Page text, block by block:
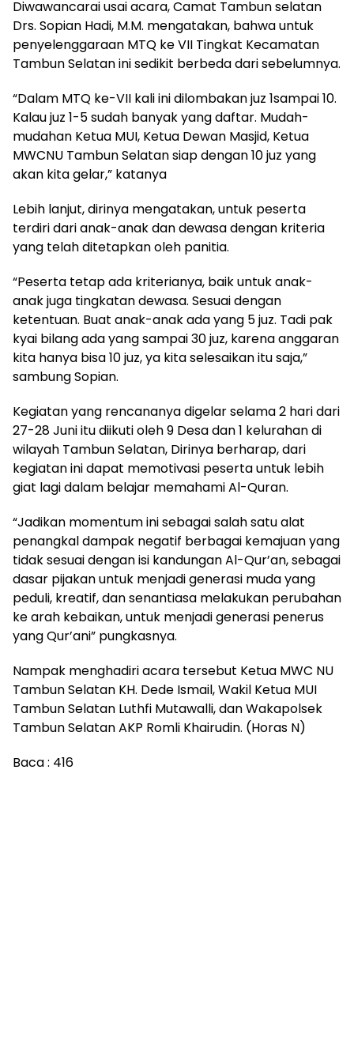
Diwawancarai usai acara, Camat Tambun selatan
Drs. Sopian Hadi, M.M. mengatakan, bahwa untuk
penyelenggaraan MTQ ke VII Tingkat Kecamatan
Tambun Selatan ini sedikit berbeda dari sebelumnya.
“Dalam MTQ ke-VII kali ini dilombakan juz 1sampai 10.
Kalau juz 1-5 sudah banyak yang daftar. Mudah-
mudahan Ketua MUI, Ketua Dewan Masjid, Ketua
MWCNU Tambun Selatan siap dengan 10 juz yang
akan kita gelar,” katanya
Lebih lanjut, dirinya mengatakan, untuk peserta
terdiri dari anak-anak dan dewasa dengan kriteria
yang telah ditetapkan oleh panitia.
“Peserta tetap ada kriterianya, baik untuk anak-
anak juga tingkatan dewasa. Sesuai dengan
ketentuan. Buat anak-anak ada yang 5 juz. Tadi pak
kyai bilang ada yang sampai 30 juz, karena anggaran
kita hanya bisa 10 juz, ya kita selesaikan itu saja,”
sambung Sopian.
Kegiatan yang rencananya digelar selama 2 hari dari
27-28 Juni itu diikuti oleh 9 Desa dan 1 kelurahan di
wilayah Tambun Selatan, Dirinya berharap, dari
kegiatan ini dapat memotivasi peserta untuk lebih
giat lagi dalam belajar memahami Al-Quran.
“Jadikan momentum ini sebagai salah satu alat
penangkal dampak negatif berbagai kemajuan yang
tidak sesuai dengan isi kandungan Al-Qur’an, sebagai
dasar pijakan untuk menjadi generasi muda yang
peduli, kreatif, dan senantiasa melakukan perubahan
ke arah kebaikan, untuk menjadi generasi penerus
yang Qur’ani” pungkasnya.
Nampak menghadiri acara tersebut Ketua MWC NU
Tambun Selatan KH. Dede Ismail, Wakil Ketua MUI
Tambun Selatan Luthfi Mutawalli, dan Wakapolsek
Tambun Selatan AKP Romli Khairudin. (Horas N)
Baca : 416